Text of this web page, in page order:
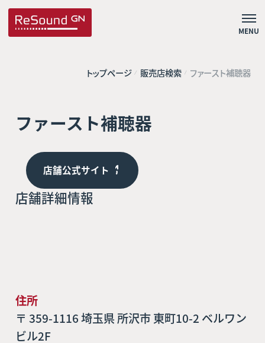
MENU
トップページ 販売店検索 ファースト補聴器
ファースト補聴器
店舗公式サイト
店舗詳細情報
住所
〒 359-1116 埼玉県 所沢市 東町10-2 ベルワン
ビル2F